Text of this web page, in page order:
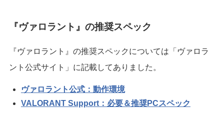
『ヴァロラント』の推奨スペック
『ヴァロラント』の推奨スペックについては「ヴァロラ
ント公式サイト」に記載してありました。
ヴァロラント公式：動作環境
VALORANT Support：必要＆推奨PCスペック